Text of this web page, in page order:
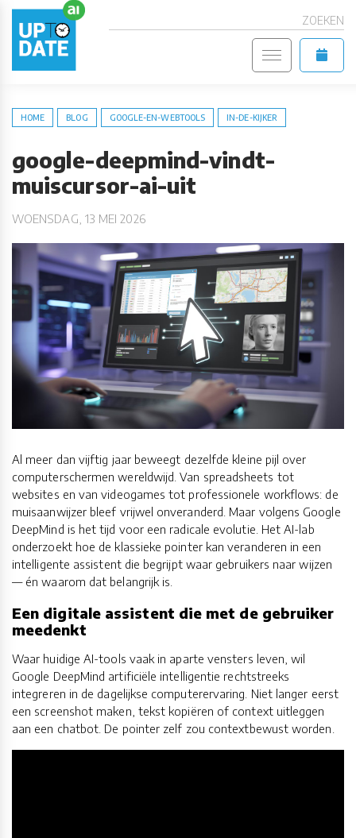
ZOEKEN
HOME BLOG GOOGLE-EN-WEBTOOLS IN-DE-KIJKER
google-deepmind-vindt-
muiscursor-ai-uit
WOENSDAG, 13 MEI 2026
Al meer dan vijftig jaar beweegt dezelfde kleine pijl over
computerschermen wereldwijd. Van spreadsheets tot
websites en van videogames tot professionele workflows: de
muisaanwijzer bleef vrijwel onveranderd. Maar volgens Google
DeepMind is het tijd voor een radicale evolutie. Het AI-lab
onderzoekt hoe de klassieke pointer kan veranderen in een
intelligente assistent die begrijpt waar gebruikers naar wijzen
— én waarom dat belangrijk is.
Een digitale assistent die met de gebruiker
meedenkt
Waar huidige AI-tools vaak in aparte vensters leven, wil
Google DeepMind artificiële intelligentie rechtstreeks
integreren in de dagelijkse computerervaring. Niet langer eerst
een screenshot maken, tekst kopiëren of context uitleggen
aan een chatbot. De pointer zelf zou contextbewust worden.